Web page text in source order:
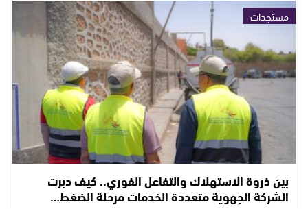
مستجدات
بين ذروة الاستهلاك والتفاعل الفوري.. كيف دبرت
الشركة الجهوية متعددة الخدمات مرحلة الضغط…